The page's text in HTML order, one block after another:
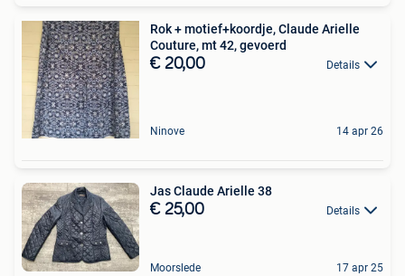
Rok + motief+koordje, Claude Arielle
Couture, mt 42, gevoerd
€ 20,00 Details
Ninove 14 apr 26
Jas Claude Arielle 38
€ 25,00 Details
Moorslede 17 apr 25